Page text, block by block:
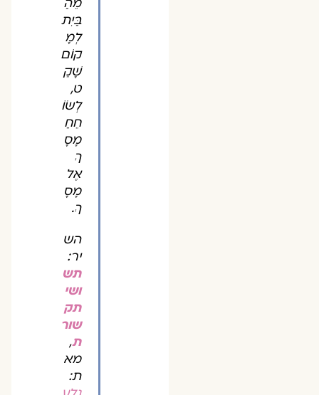
בַּיִת
לְמָ
קוֹם
שָׁקֵ
ט,
לְשׂוֹ
חֵחַ
מָסָ
ךְ
אֶל
מָסָ
ךְ.
הש
יר:
תש
ושי
תק
שור
ת,
מא
ת: